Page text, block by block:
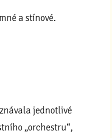
a stínové.
jednotlivé
„orchestru“,